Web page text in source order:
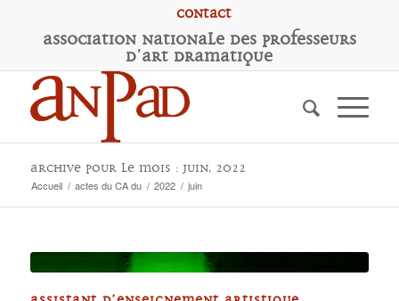
Contact
Association Nationale des Professeurs
d'Art Dramatique
Archive pour le mois : juin, 2022
Accueil / actes du CA du / 2022 / juin